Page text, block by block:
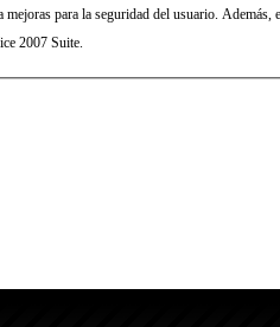
mejoras para la seguridad del usuario. Además,
publicadas para Office 2007 Suite.